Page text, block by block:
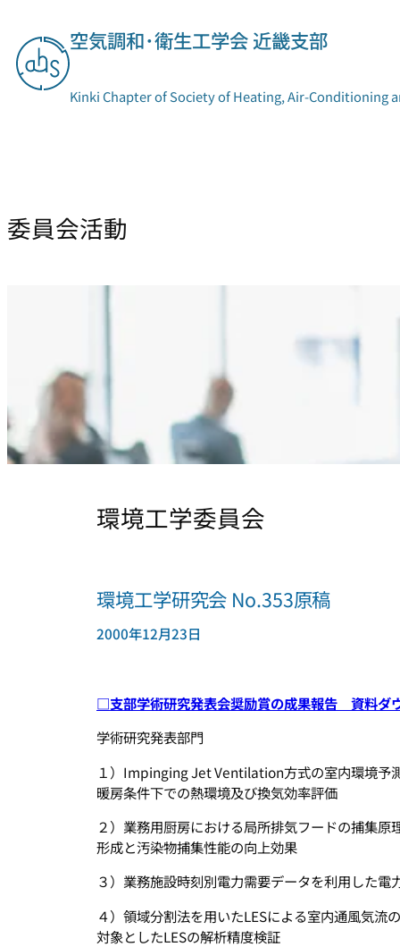
を
ス
空気調和･衛生工学会 近畿支部
Kinki Chapter of Society of Heating, Air-Conditioning
委員会活動
環境工学委員会
環境工学研究会 No.353原稿
2000年12月23日
□支部学術研究発表会奨励賞の成果報告 資料ダ
学術研究発表部門
１）Impinging Jet Ventilation方式の室内環境予
暖房条件下での熱環境及び換気効率評価
２）業務用厨房における局所排気フードの捕集
形成と汚染物捕集性能の向上効果
３）業務施設時刻別電力需要データを利用した
４）領域分割法を用いたLESによる室内通風気
対象としたLESの解析精度検証